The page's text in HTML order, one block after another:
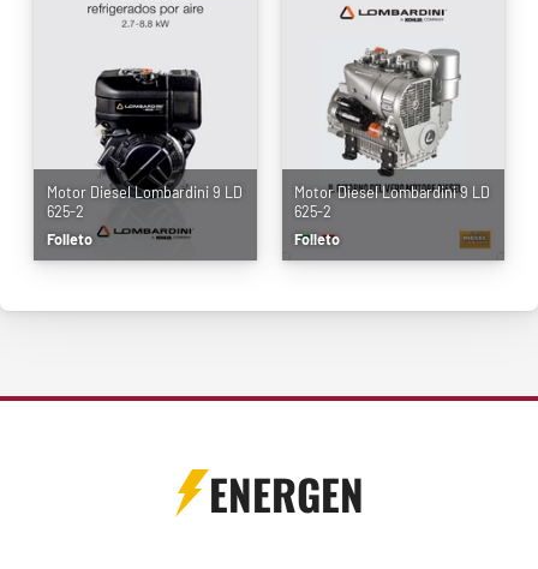
Motor Diesel Lombardini 9 LD
625-2
Folleto
Motor Diesel Lombardini 9 LD
625-2
Folleto
ENERGEN